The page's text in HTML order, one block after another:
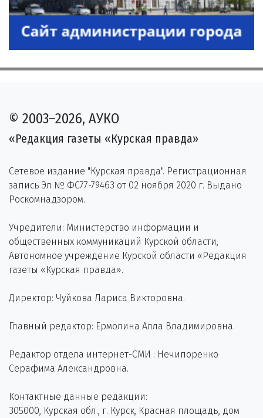
© 2003–2026, АУКО
«Редакция газеты «Курская правда»
Сетевое издание "Курская правда". Регистрационная
запись Эл № ФС77-79463 от 02 ноября 2020 г. Выдано
Роскомнадзором.
Учредители: Министерство информации и
общественных коммуникаций Курской области,
Автономное учреждение Курской области «Редакция
газеты «Курская правда».
Директор: Чуйкова Лариса Викторовна.
Главный редактор: Ермолина Алла Владимировна.
Редактор отдела интернет-СМИ : Нечипоренко
Серафима Александровна.
Контактные данные редакции:
305000, Курская обл., г. Курск, Красная площадь, дом